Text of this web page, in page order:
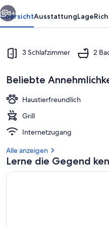
Weiter
5+
ÜbersichtAusstattungLage
3 Schlafzimmer 2
Beliebte
Haustierfreundlich
Grill
Internetzugang
Alle anzeigen
Lerne die Gegend